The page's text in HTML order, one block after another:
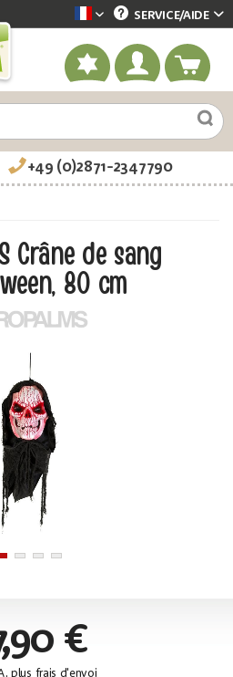
Dekotopia französisch
SERVICE/AIDE
+49 (0)2871-2347790
Crâne de sang
80 cm
€
plus frais d'envoi